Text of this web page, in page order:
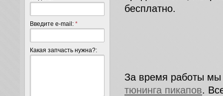
бесплатно.
За время работы мы
тюнинга пикапов.
Введите e-mail: *
Какая запчасть нужна?: